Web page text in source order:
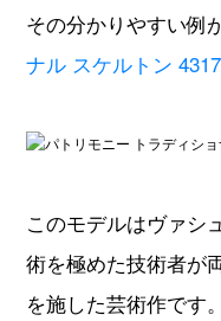
その分かりやすい例
ナル スケルトン
このモデルはヴァシ
術を極めた技術者が
を施した芸術作です。